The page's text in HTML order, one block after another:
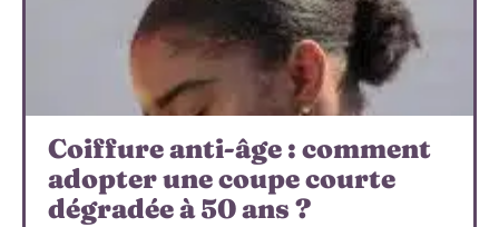
Coiffure anti-âge : comment
adopter une coupe courte
dégradée à 50 ans ?